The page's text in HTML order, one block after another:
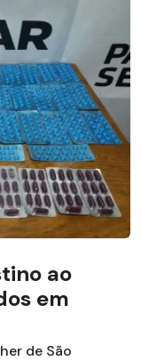
ao
em
de São